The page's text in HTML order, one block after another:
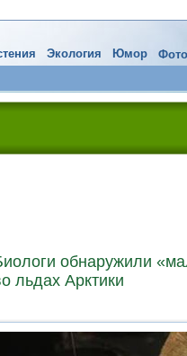
Экология Юмор
обнаружили
льдах Арктики